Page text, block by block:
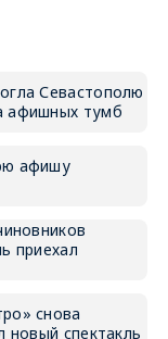
Севастополю
афишных тумб
афишу
приехал
снова
новый спектакль